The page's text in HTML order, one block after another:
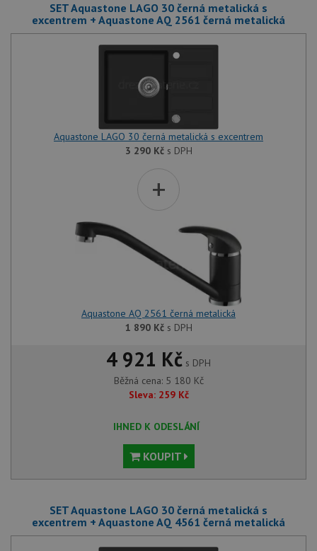
SET Aquastone LAGO 30 černá metalická s
excentrem + Aquastone AQ 2561 černá metalická
Aquastone LAGO 30 černá metalická s excentrem
3 290 Kčs DPH
+
Aquastone AQ 2561 černá metalická
1 890 Kčs DPH
4 921 Kč s DPH
Běžná cena: 5 180 Kč
Sleva: 259 Kč
IHNED K ODESLÁNÍ
KOUPIT
SET Aquastone LAGO 30 černá metalická s
excentrem + Aquastone AQ 4561 černá metalická